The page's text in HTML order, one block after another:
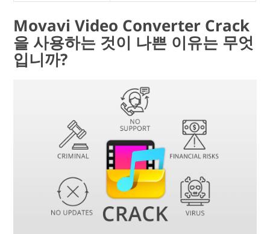
Movavi Video Converter Crack
을 사용하는 것이 나쁜 이유는 무엇
입니까?